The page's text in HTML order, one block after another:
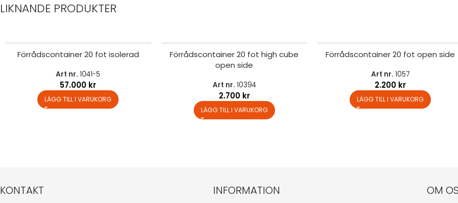
LIKNANDE PRODUKTER
Förrådscontainer 20 fot isolerad
Art nr.1041-5
57.000 kr
LÄGG TILL I VARUKORG
Förrådscontainer 20 fot high cube
open side
Art nr. 10394
2.700 kr
LÄGG TILL I VARUKORG
Förrådscontainer 20 fot open side
Art nr.1057
2.200 kr
LÄGG TILL I VARUKORG
KONTAKT INFORMATION OM